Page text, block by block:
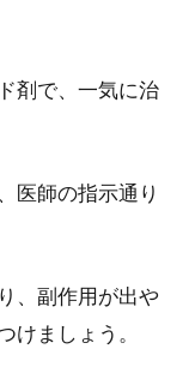
剤で、一気に治
医師の指示通り
、副作用が出や
けましょう。